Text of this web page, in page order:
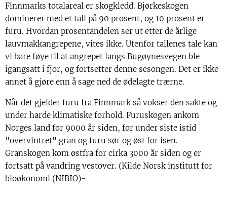
Finnmarks totalareal er skogkledd. Bjørkeskogen
dominerer med et tall på 90 prosent, og 10 prosent er
furu. Hvordan prosentandelen ser ut etter de årlige
lauvmakkangrepene, vites ikke. Utenfor tallenes tale kan
vi bare føye til at angrepet langs Bugøynesvegen ble
igangsatt i fjor, og fortsetter denne sesongen. Det er ikke
annet å gjøre enn å sage ned de ødelagte trærne.
Når det gjelder furu fra Finnmark så vokser den sakte og
under harde klimatiske forhold. Furuskogen ankom
Norges land for 9000 år siden, for under siste istid
"overvintret" gran og furu sør og øst for isen.
Granskogen kom østfra for cirka 3000 år siden og er
fortsatt på vandring vestover. (Kilde Norsk institutt for
bioøkonomi (NIBIO)-